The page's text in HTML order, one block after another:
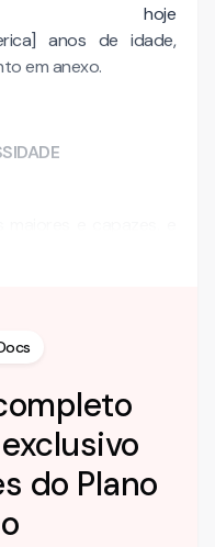
hoje
anos de idade,
em anexo.
do Plano